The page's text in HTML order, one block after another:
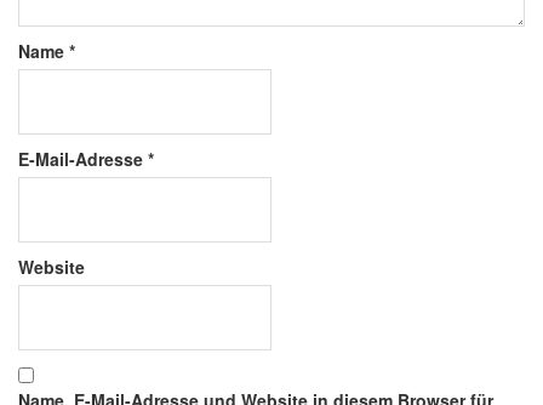
Name *
E-Mail-Adresse *
Website